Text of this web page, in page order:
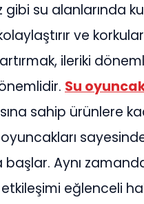
su alanlarında
ve
ileriki
Su
sahip ürünlere
Aynı
eğlenceli